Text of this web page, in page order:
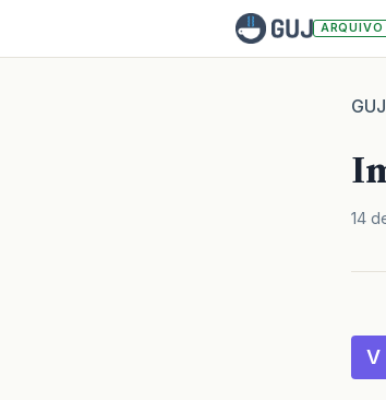
ARQUIVO
GUJ
14
V